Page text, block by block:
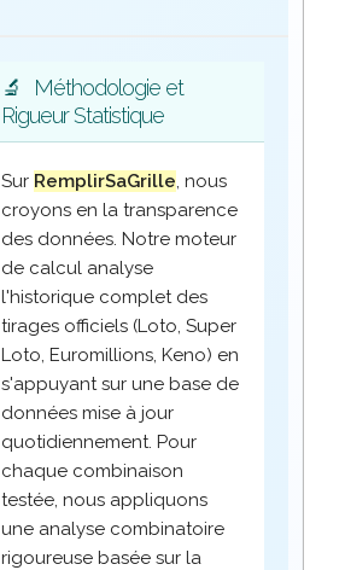
🔬
Méthodologie et
Rigueur Statistique
Sur RemplirSaGrille, nous
croyons en la transparence
des données. Notre moteur
de calcul analyse
l'historique complet des
tirages officiels (Loto, Super
Loto, Euromillions, Keno) en
s'appuyant sur une base de
données mise à jour
quotidiennement. Pour
chaque combinaison
testée, nous appliquons
une analyse combinatoire
rigoureuse basée sur la